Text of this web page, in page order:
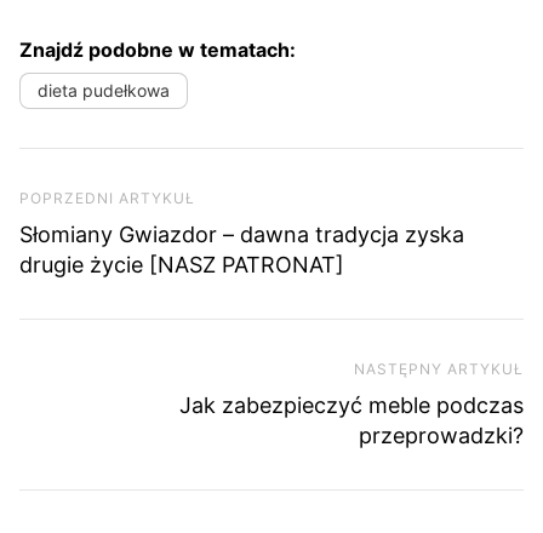
Znajdź podobne w tematach:
dieta pudełkowa
Poprzedni artykuł
POPRZEDNI ARTYKUŁ
Słomiany Gwiazdor – dawna tradycja zyska
drugie życie [NASZ PATRONAT]
NASTĘPNY ARTYKUŁ
Jak zabezpieczyć meble podczas
przeprowadzki?